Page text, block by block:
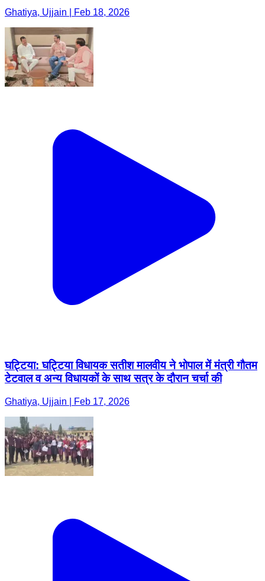
Ghatiya, Ujjain | Feb 18, 2026
घट्टिया: घट्टिया विधायक सतीश मालवीय ने भोपाल में मंत्री गौतम
टेटवाल व अन्य विधायकों के साथ सत्र के दौरान चर्चा की
Ghatiya, Ujjain | Feb 17, 2026